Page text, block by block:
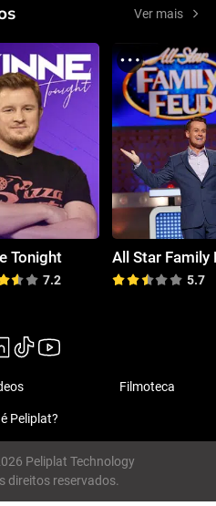
Ver mais
Tonight
7.2 5.7
Filmoteca
Peliplat?
Peliplat Technology
direitos reservados.